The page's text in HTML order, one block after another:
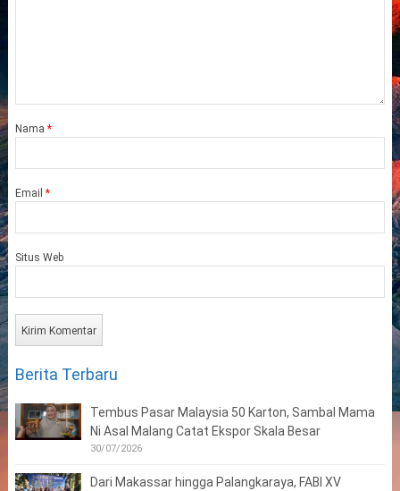
Nama *
Email *
Situs Web
Berita Terbaru
Tembus Pasar Malaysia 50 Karton, Sambal Mama
Ni Asal Malang Catat Ekspor Skala Besar
30/07/2026
Dari Makassar hingga Palangkaraya, FABI XV